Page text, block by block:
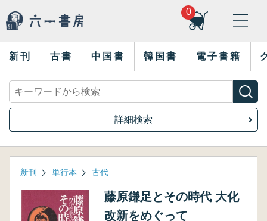
0
新刊 古書 中国書 韓国書 電子書籍
詳細検索
新刊 単行本 古代
藤原鎌足とその時代 大化
改新をめぐって